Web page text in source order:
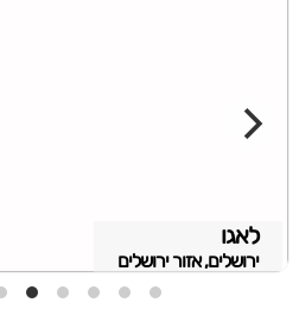
לאגו
ירושלים, אזור ירושלים